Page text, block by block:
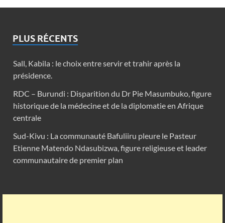
PLUS RÉCENTS
Sall, Kabila : le choix entre servir et trahir après la
présidence.
RDC – Burundi : Disparition du Dr Pie Masumbuko, figure
historique de la médecine et de la diplomatie en Afrique
centrale
Sud-Kivu : La communauté Bafuliiru pleure le Pasteur
Etienne Matendo Ndasubizwa, figure religieuse et leader
communautaire de premier plan